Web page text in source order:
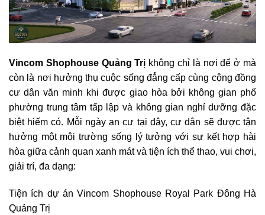
Vincom Shophouse Quảng Trị không chỉ là nơi để ở mà
còn là nơi hưởng thụ cuộc sống đẳng cấp cùng cộng đồng
cư dân văn minh khi được giao hòa bởi không gian phố
phường trung tâm tấp lập và không gian nghỉ dưỡng đặc
biệt hiếm có. Mỗi ngày an cư tại đây, cư dân sẽ được tận
hưởng một môi trường sống lý tưởng với sự kết hợp hài
hòa giữa cảnh quan xanh mát và tiện ích thể thao, vui chơi,
giải trí, đa dạng:
Tiện ích dự án Vincom Shophouse Royal Park Đông Hà
Quảng Trị